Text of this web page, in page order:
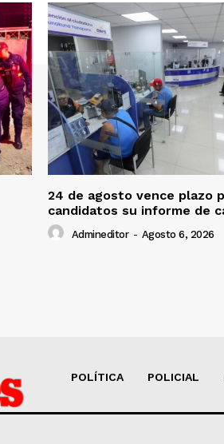
24 de agosto vence plazo
candidatos su informe de
Admineditor - Agosto 6, 2026
POLÍTICA POLICIAL